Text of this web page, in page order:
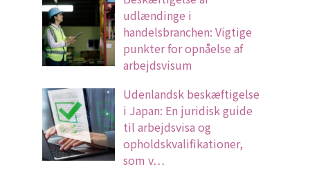
udlændinge i
handelsbranchen: Vigtige
punkter for opnåelse af
arbejdsvisum
Udenlandsk beskæftigelse
i Japan: En juridisk guide
til arbejdsvisa og
opholdskvalifikationer,
som v…